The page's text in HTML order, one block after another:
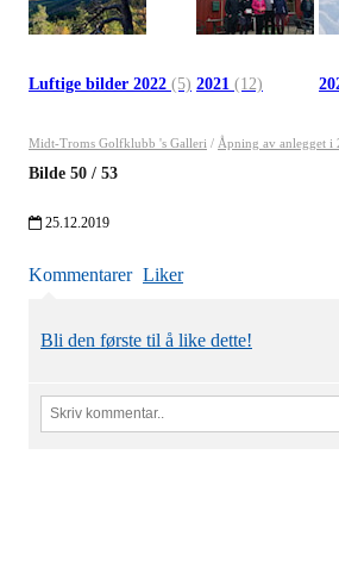
Luftige bilder 2022 (5) 2021 (12)
Midt-Troms Golfklubb 's Galleri / Åpning av anlegget i
Bilde 50 / 53
25.12.2019
Kommentarer Liker
Bli den første til å like dette!